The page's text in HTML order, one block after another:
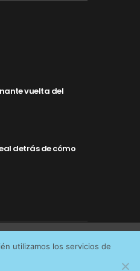
vuelta del
detrás de cómo
utilizamos los servicios de
No permitir cookies